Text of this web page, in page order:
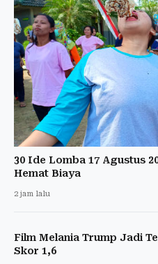
30 Ide Lomba 17 Agustus
Hemat Biaya
2 jam lalu
Film Melania Trump Jadi
Skor 1,6